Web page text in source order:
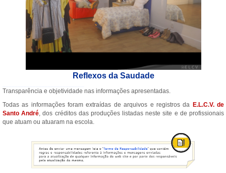
Reflexos da Saudade
Transparência e objetividade nas informações apresentadas.
Todas as informações foram extraídas de arquivos e registros da E.L.C.V. de
Santo André, dos créditos das produções listadas neste site e de profissionais
que atuam ou atuaram na escola.